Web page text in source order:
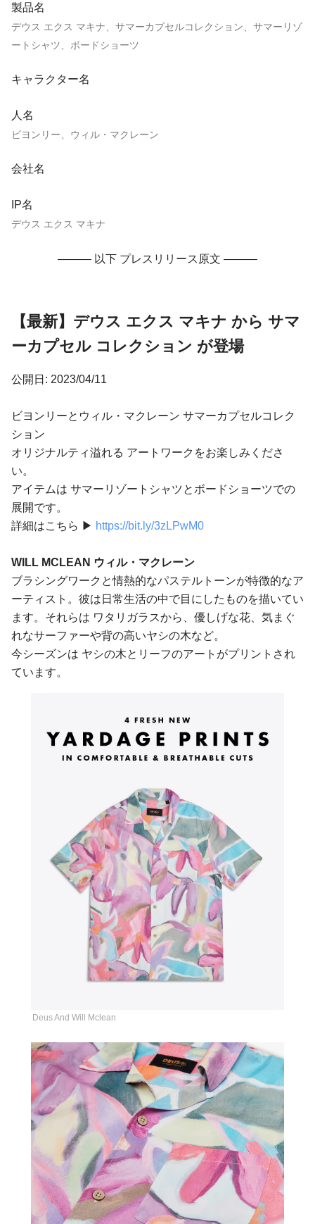
製品名
デウス エクス マキナ、サマーカプセルコレクション、サマーリゾ
ートシャツ、ボードショーツ
キャラクター名
人名
ビヨンリー、ウィル・マクレーン
会社名
IP名
デウス エクス マキナ
——— 以下 プレスリリース原文 ———
【最新】デウス エクス マキナ から サマ
ーカプセル コレクション が登場
公開日: 2023/04/11
ビヨンリーとウィル・マクレーン サマーカプセルコレク
ション
オリジナルティ溢れる アートワークをお楽しみくださ
い。
アイテムは サマーリゾートシャツとボードショーツでの
展開です。
詳細はこちら ▶︎ https://bit.ly/3zLPwM0
WILL MCLEAN ウィル・マクレーン
ブラシングワークと情熱的なパステルトーンが特徴的なア
ーティスト。彼は日常生活の中で目にしたものを描いてい
ます。それらは ワタリガラスから、優しげな花、気まぐ
れなサーファーや背の高いヤシの木など。
今シーズンは ヤシの木とリーフのアートがプリントされ
ています。
Deus And Will Mclean